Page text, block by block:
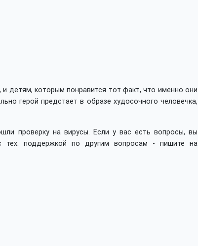
детям, которым понравится тот факт, что именно они
герой предстает в образе худосочного человечка,
проверку на вирусы. Если у вас есть вопросы, вы
тех. поддержкой по другим вопросам - пишите на